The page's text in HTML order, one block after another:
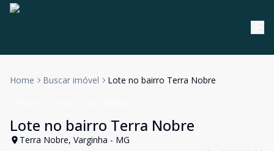
Home Buscar imóvel Lote no bairro Terra Nobre
Lote no bairro Terra Nobre
Terra Nobre, Varginha - MG